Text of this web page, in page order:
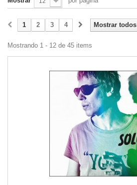
Mostrar todos
1 2 3 4
Mostrando 1 - 12 de 45 items